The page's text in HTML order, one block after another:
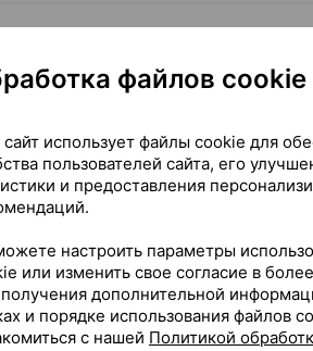
10 мл ×1, Доктор Клаус Беларусь
файлов cookie
использует файлы cookie для
пользователей сайта, его
и предоставления
настроить параметры
или изменить свое согласие в
дополнительной
и порядке использования файлов
с нашей Политикой